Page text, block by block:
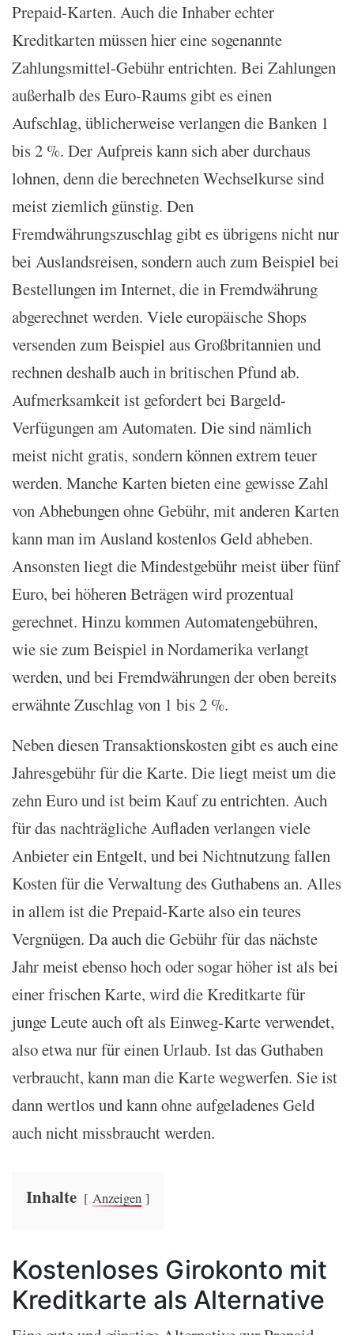
Prepaid-Karten. Auch die Inhaber echter
Kreditkarten müssen hier eine sogenannte
Zahlungsmittel-Gebühr entrichten. Bei Zahlungen
außerhalb des Euro-Raums gibt es einen
Aufschlag, üblicherweise verlangen die Banken 1
bis 2 %. Der Aufpreis kann sich aber durchaus
lohnen, denn die berechneten Wechselkurse sind
meist ziemlich günstig. Den
Fremdwährungszuschlag gibt es übrigens nicht nur
bei Auslandsreisen, sondern auch zum Beispiel bei
Bestellungen im Internet, die in Fremdwährung
abgerechnet werden. Viele europäische Shops
versenden zum Beispiel aus Großbritannien und
rechnen deshalb auch in britischen Pfund ab.
Aufmerksamkeit ist gefordert bei Bargeld-
Verfügungen am Automaten. Die sind nämlich
meist nicht gratis, sondern können extrem teuer
werden. Manche Karten bieten eine gewisse Zahl
von Abhebungen ohne Gebühr, mit anderen Karten
kann man im Ausland kostenlos Geld abheben.
Ansonsten liegt die Mindestgebühr meist über fünf
Euro, bei höheren Beträgen wird prozentual
gerechnet. Hinzu kommen Automatengebühren,
wie sie zum Beispiel in Nordamerika verlangt
werden, und bei Fremdwährungen der oben bereits
erwähnte Zuschlag von 1 bis 2 %.
Neben diesen Transaktionskosten gibt es auch eine
Jahresgebühr für die Karte. Die liegt meist um die
zehn Euro und ist beim Kauf zu entrichten. Auch
für das nachträgliche Aufladen verlangen viele
Anbieter ein Entgelt, und bei Nichtnutzung fallen
Kosten für die Verwaltung des Guthabens an. Alles
in allem ist die Prepaid-Karte also ein teures
Vergnügen. Da auch die Gebühr für das nächste
Jahr meist ebenso hoch oder sogar höher ist als bei
einer frischen Karte, wird die Kreditkarte für
junge Leute auch oft als Einweg-Karte verwendet,
also etwa nur für einen Urlaub. Ist das Guthaben
verbraucht, kann man die Karte wegwerfen. Sie ist
dann wertlos und kann ohne aufgeladenes Geld
auch nicht missbraucht werden.
Inhalte Anzeigen
Kostenloses Girokonto mit
Kreditkarte als Alternative